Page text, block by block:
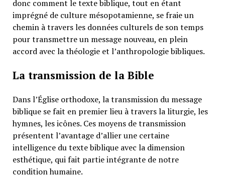
donc comment le texte biblique, tout en étant
imprégné de culture mésopotamienne, se fraie un
chemin à travers les données culturels de son temps
pour transmettre un message nouveau, en plein
accord avec la théologie et l’anthropologie bibliques.
La transmission de la Bible
Dans l’Église orthodoxe, la transmission du message
biblique se fait en premier lieu à travers la liturgie, les
hymnes, les icônes. Ces moyens de transmission
présentent l’avantage d’allier une certaine
intelligence du texte biblique avec la dimension
esthétique, qui fait partie intégrante de notre
condition humaine.